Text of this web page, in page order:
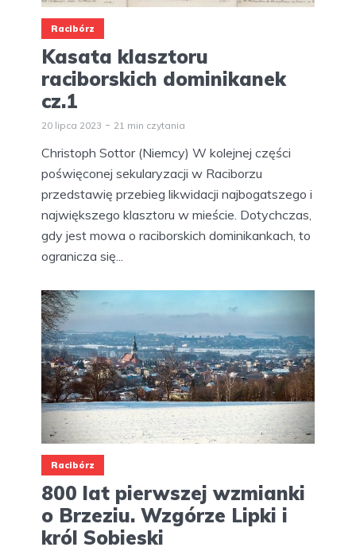
Racibórz
Kasata klasztoru
raciborskich dominikanek
cz.1
20 lipca 2023 21 min czytania
Christoph Sottor (Niemcy) W kolejnej części
poświęconej sekularyzacji w Raciborzu
przedstawię przebieg likwidacji najbogatszego i
największego klasztoru w mieście. Dotychczas,
gdy jest mowa o raciborskich dominikankach, to
ogranicza się...
Racibórz
800 lat pierwszej wzmianki
o Brzeziu. Wzgórze Lipki i
król Sobieski